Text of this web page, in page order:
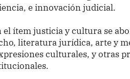
e innovación judicial.
el ítem justicia y cultura se
literatura jurídica, arte y
culturales, y otras